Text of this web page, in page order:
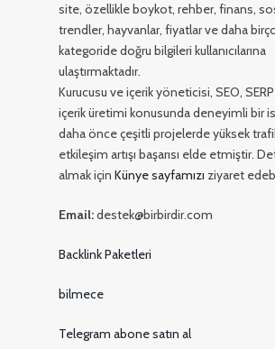
site, özellikle boykot, rehber, finans,
trendler, hayvanlar, fiyatlar ve daha
kategoride doğru bilgileri kullanıcılarına
ulaştırmaktadır.
Kurucusu ve içerik yöneticisi, SEO,
içerik üretimi konusunda deneyimli bir
daha önce çeşitli projelerde yüksek
etkileşim artışı başarısı elde etmiştir.
almak içinKünye sayfamızı ziyaret
Email:destek@birbirdir.com
Backlink Paketleri
bilmece
Telegram abone satın al